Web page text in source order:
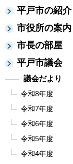
平戸市の紹介
市役所の案内
市長の部屋
平戸市議会
議会だより
令和8年度
令和7年度
令和6年度
令和5年度
令和4年度